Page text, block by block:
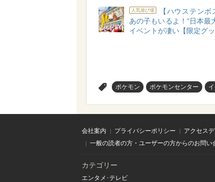
人気遊び場
【ハウステン
あの子もいるよ！“日本最
イベントが凄い【限定グッ
ポケモン ポケモンセンター
会社案内 プライバシーポリシー アクセス
一般の読者の方・ユーザーの方からのお問い
カテゴリー
エンタメ･テレビ